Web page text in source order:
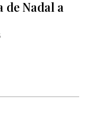
de Nadal a